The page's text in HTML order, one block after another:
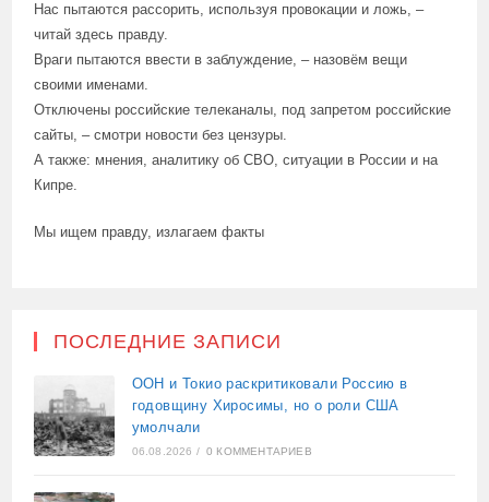
Нас пытаются рассорить, используя провокации и ложь, –
читай здесь правду.
Враги пытаются ввести в заблуждение, – назовём вещи
своими именами.
Отключены российские телеканалы, под запретом российские
сайты, – смотри новости без цензуры.
А также: мнения, аналитику об СВО, ситуации в России и на
Кипре.
Мы ищем правду, излагаем факты
ПОСЛЕДНИЕ ЗАПИСИ
ООН и Токио раскритиковали Россию в
годовщину Хиросимы, но о роли США
умолчали
06.08.2026 / 0 КОММЕНТАРИЕВ